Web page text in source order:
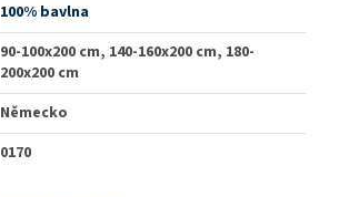
100% bavlna
90-100x200 cm, 140-160x200 cm, 180-
200x200 cm
Německo
0170